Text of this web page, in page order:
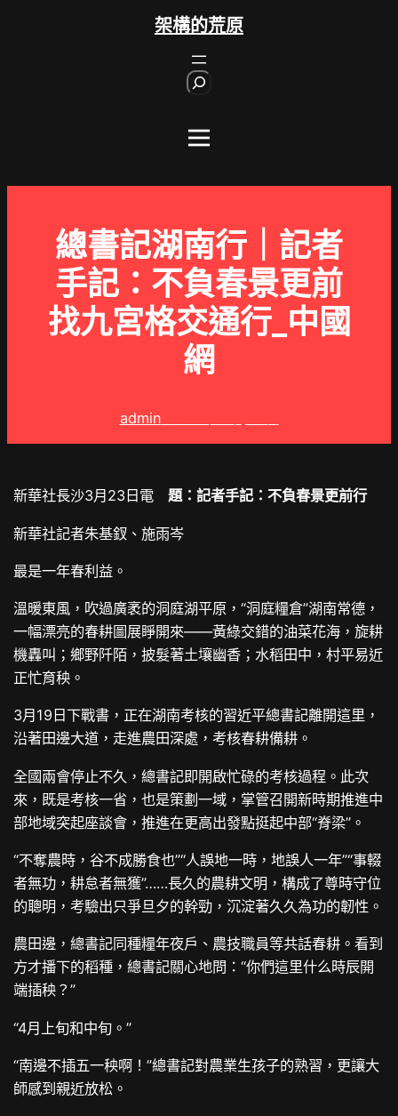
架構的荒原
總書記湖南行｜記者
手記：不負春景更前
找九宮格交通行_中國
網
admin
新華社長沙3月23日電 題：記者手記：不負春景更前行
新華社記者朱基釵、施雨岑
最是一年春利益。
溫暖東風，吹過廣袤的洞庭湖平原，“洞庭糧倉”湖南常德，
一幅漂亮的春耕圖展睜開來——黃綠交錯的油菜花海，旋耕
機轟叫；鄉野阡陌，披髮著土壤幽香；水稻田中，村平易近
正忙育秧。
3月19日下戰書，正在湖南考核的習近平總書記離開這里，
沿著田邊大道，走進農田深處，考核春耕備耕。
全國兩會停止不久，總書記即開啟忙碌的考核過程。此次
來，既是考核一省，也是策劃一域，掌管召開新時期推進中
部地域突起座談會，推進在更高出發點挺起中部“脊梁”。
“不奪農時，谷不成勝食也”“人誤地一時，地誤人一年”“事輟
者無功，耕怠者無獲”……長久的農耕文明，構成了尊時守位
的聰明，考驗出只爭旦夕的幹勁，沉淀著久久為功的韌性。
農田邊，總書記同種糧年夜戶、農技職員等共話春耕。看到
方才播下的稻種，總書記關心地問：“你們這里什么時辰開
端插秧？”
“4月上旬和中旬。”
“南邊不插五一秧啊！”總書記對農業生孩子的熟習，更讓大
師感到親近放松。